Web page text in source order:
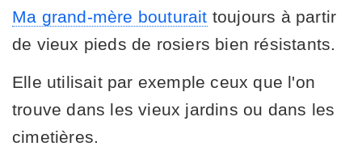
Ma grand-mère bouturait toujours à partir
de vieux pieds de rosiers bien résistants.
Elle utilisait par exemple ceux que l'on
trouve dans les vieux jardins ou dans les
cimetières.